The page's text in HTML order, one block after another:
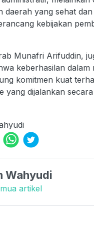
daerah yang sehat dan
kebijakan
Munafri Arifuddin,
keberhasilan dalam
komitmen kuat
yang dijalankan
Wahyudi
artikel